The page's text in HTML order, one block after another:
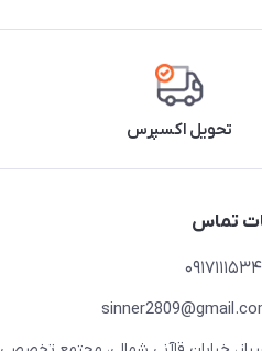
تحویل اکسپرس
تماس